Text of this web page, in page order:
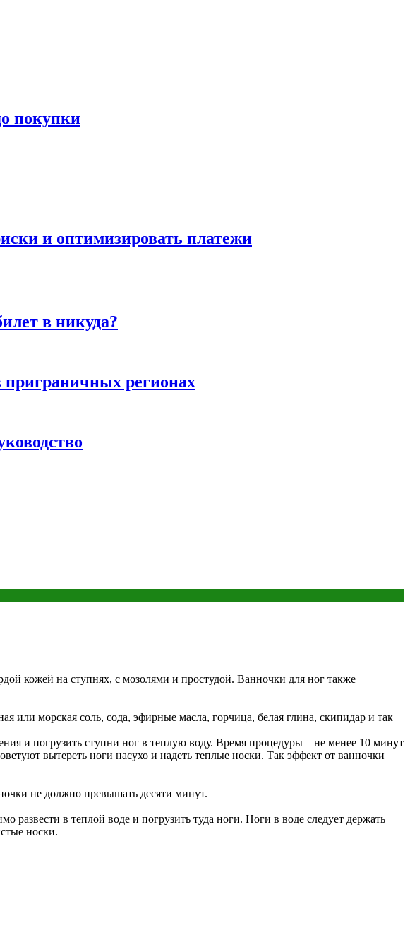
покупки
и оптимизировать платежи
в никуда?
приграничных регионах
кожей на ступнях, с мозолями и простудой. Ванночки для ног также
или морская соль, сода, эфирные масла, горчица, белая глина, скипидар и так
и погрузить ступни ног в теплую воду. Время процедуры – не менее 10 минут
вытереть ноги насухо и надеть теплые носки. Так эффект от ванночки
не должно превышать десяти минут.
развести в теплой воде и погрузить туда ноги. Ноги в воде следует держать
носки.